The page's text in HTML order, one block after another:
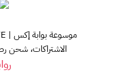
الاشتراكات، شحن